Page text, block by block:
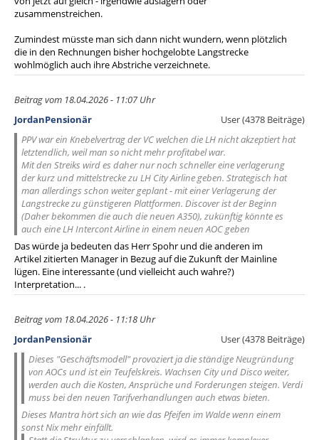
zusammenstreichen.
Zumindest müsste man sich dann nicht wundern, wenn plötzlich
die in den Rechnungen bisher hochgelobte Langstrecke
wohlmöglich auch ihre Abstriche verzeichnete.
Beitrag vom 18.04.2026 - 11:07 Uhr
JordanPensionär
User (4378 Beiträge)
PPV war ein Knebelvertrag der VC welchen die LH nicht akzeptiert hat
letztendlich, weil man so nicht mehr profitabel war.
Mit den Streiks wird es daher nur noch schneller eine verlagerung
der kurz und mittelstrecke zu LH City Airline geben. Strategisch hat
man allerdings schon weiter geplant - mit einer Verlagerung der
Langstrecke zu günstigeren Plattformen. Discover ist der Beginn
(Daher bekommen die auch die neuen A350), zukünftig könnte es
auch eine LH Intercont Airline in einem neuen AOC geben
Das würde ja bedeuten das Herr Spohr und die anderen im
Artikel zitierten Manager in Bezug auf die Zukunft der Mainline
lügen. Eine interessante (und vielleicht auch wahre?)
Interpretation... .
Beitrag vom 18.04.2026 - 11:18 Uhr
JordanPensionär
User (4378 Beiträge)
Dieses "Geschäftsmodell" provoziert ja die ständige Neugründung
von AOCs und ist ein Teufelskreis. Wachsen City und Disco weiter,
werden auch die Kosten, Ansprüche und Forderungen steigen. Verdi
muss bei den neuen Tarifverhandlungen auch etwas bieten.
Dieses Mantra hört sich an wie das Pfeifen im Walde wenn einem
sonst Nix mehr einfällt.